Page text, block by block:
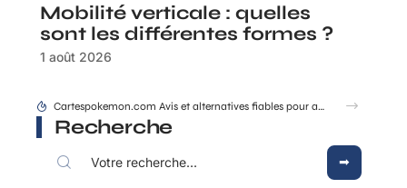
Mobilité verticale : quelles
sont les différentes formes ?
1 août 2026
Les grandes ruptures qui ont changé la dynastie des rois de France
Recherche